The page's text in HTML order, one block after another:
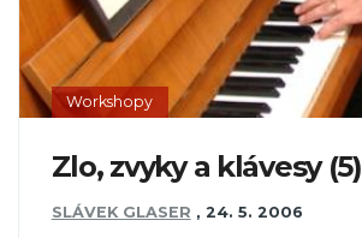
Workshopy
Zlo, zvyky a klávesy (5)
SLÁVEK GLASER , 24. 5. 2006